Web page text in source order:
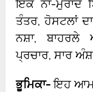
ਇੱਕ ਨਾ-ਮੁਰਾਦ
ਤੰਤਰ, ਹੋਸਟਲਾਂ
ਨਸ਼ਾ, ਬਾਹਰਲੇ
ਪ੍ਰਚਾਰ, ਸਾਰ ਅੰਸ਼
ਭੂਮਿਕਾ-ਇਹ ਆਮ